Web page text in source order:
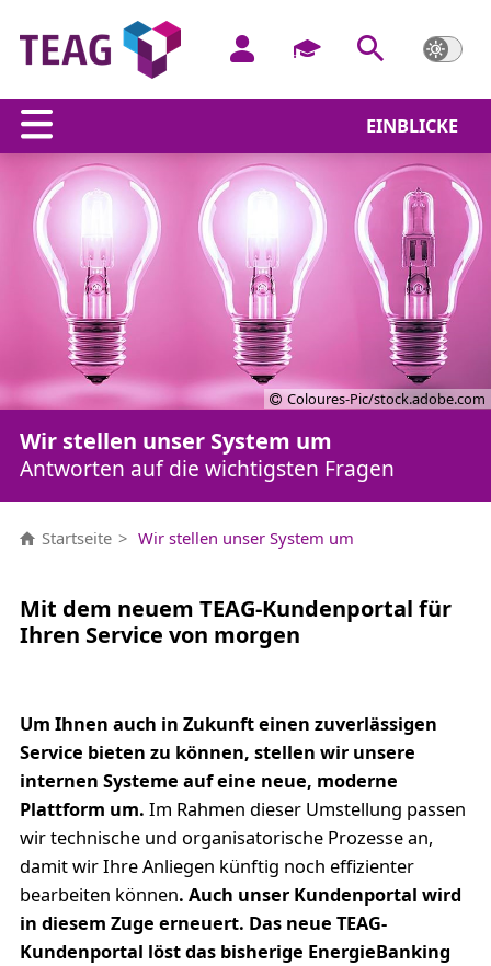
EINBLICKE
Coloures-Pic/stock.adobe.com
Wir stellen unser System um
Antworten auf die wichtigsten Fragen
Startseite Wir stellen unser System um
Mit dem neuem TEAG-Kundenportal für
Ihren Service von morgen
Um Ihnen auch in Zukunft einen zuverlässigen
Service bieten zu können, stellen wir unsere
internen Systeme auf eine neue, moderne
Plattform um. Im Rahmen dieser Umstellung passen
wir technische und organisatorische Prozesse an,
damit wir Ihre Anliegen künftig noch effizienter
bearbeiten können. Auch unser Kundenportal wird
in diesem Zuge erneuert. Das neue TEAG-
Kundenportal löst das bisherige EnergieBanking